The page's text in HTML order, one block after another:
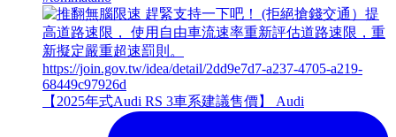
【2025年式Audi RS 3車系建議售價】 Audi